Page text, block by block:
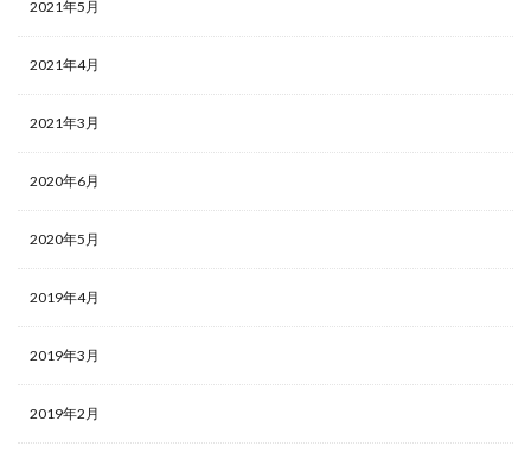
2021年5月
2021年4月
2021年3月
2020年6月
2020年5月
2019年4月
2019年3月
2019年2月